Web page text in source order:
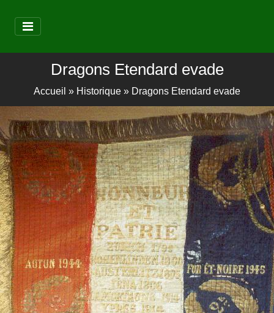
Dragons Etendard evade
Accueil » Historique » Dragons Etendard evade